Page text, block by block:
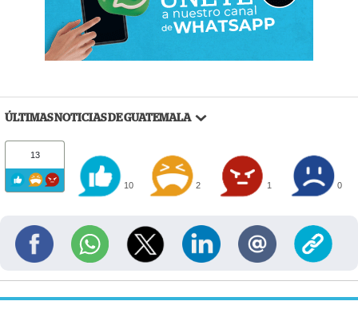
ÚLTIMAS NOTICIAS DE GUATEMALA
13
10 2 1 0